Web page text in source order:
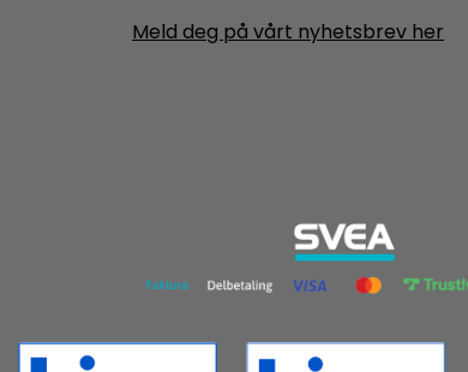
Meld deg på vårt nyhetsbrev her